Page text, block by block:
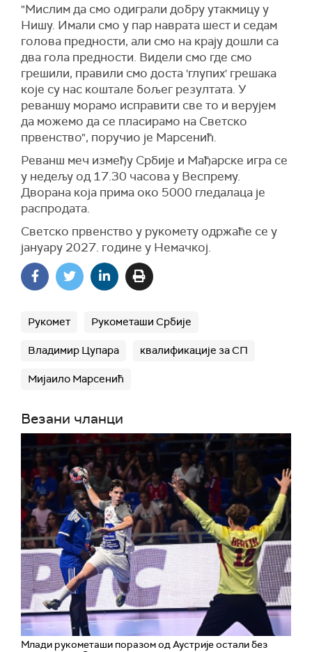
"Мислим да смо одиграли добру утакмицу у
Нишу. Имали смо у пар наврата шест и седам
голова предности, али смо на крају дошли са
два гола предности. Видели смо где смо
грешили, правили смо доста 'глупих' грешака
које су нас коштале бољег резултата. У
реваншу морамо исправити све то и верујем
да можемо да се пласирамо на Светско
првенство", поручио је Марсенић.
Реванш меч између Србије и Мађарске игра се
у недељу од 17.30 часова у Веспрему.
Дворана која прима око 5000 гледалаца је
распродата.
Светско првенство у рукомету одржаће се у
јануару 2027. године у Немачкој.
Рукомет Рукометаши Србије
Владимир Цупара квалификације за СП
Мијаило Марсенић
Везани чланци
Млади рукометаши поразом од Аустрије остали без